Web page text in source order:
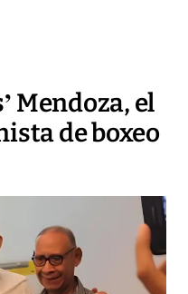
Mendoza, el
de boxeo